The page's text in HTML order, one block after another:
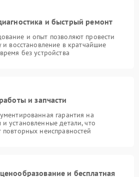
и быстрый ремонт
и опыт позволяют провести
и восстановление в кратчайшие
без устройства
и запчасти
гарантия на
установленные детали, что
неисправностей
и бесплатная